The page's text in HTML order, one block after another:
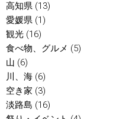
高知県 (13)
愛媛県 (1)
観光 (16)
食べ物、グルメ (5)
山 (6)
川、海 (6)
空き家 (3)
淡路島 (16)